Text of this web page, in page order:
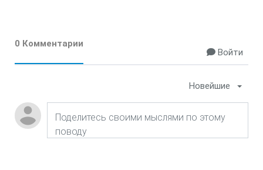
0 Комментарии
Войти
Новейшие